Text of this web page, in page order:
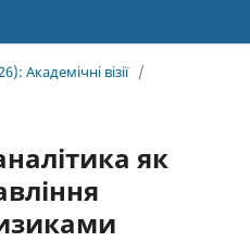
Академічні візії /
як